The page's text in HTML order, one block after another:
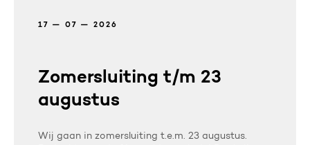
17 — 07 — 2026
Zomersluiting t/m 23
augustus
Wij gaan in zomersluiting t.e.m. 23 augustus.